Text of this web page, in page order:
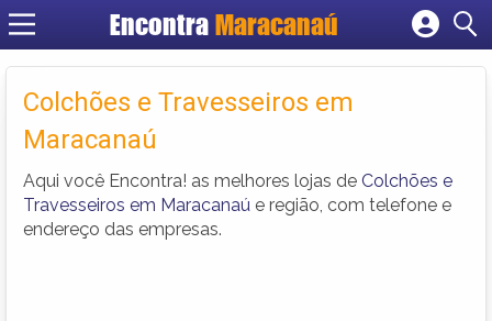
Encontra Maracanaú
Cadastrar empresa
Criar conta
Colchões e Travesseiros em
Maracanaú
Aqui você Encontra! as melhores lojas de Colchões e
Travesseiros em Maracanaú e região, com telefone e
endereço das empresas.